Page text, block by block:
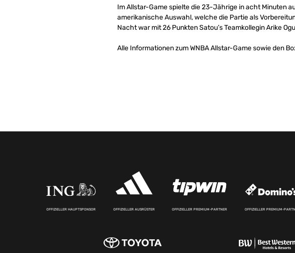
Im Allstar-Game spielte die 23-Jährige in acht Minuten
amerikanische Auswahl, welche die Partie als
Nacht war mit 26 Punkten Satou’s Teamkollegin Arike
Alle Informationen zum WNBA Allstar-Game sowie den
OFFIZIELLER HAUPTSPONSOR OFFIZIELLER AUSRÜSTER OFFIZIELLER PREMIUM-PARTNER OFFIZIELLER PREMIUM-